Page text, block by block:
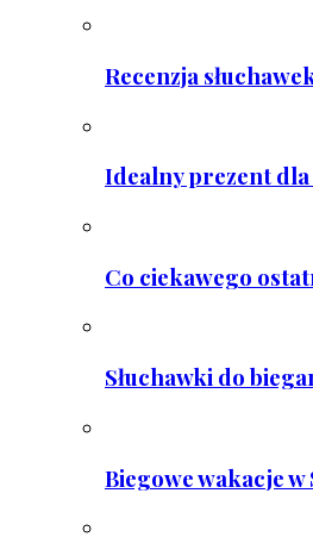
Recenzja
Idealny prezent dla
Co ciekawego
Słuchawki do
Biegowe wakacje